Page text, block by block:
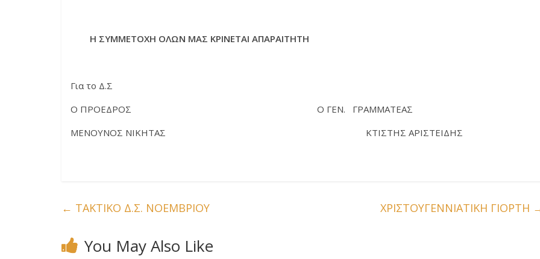
Η ΣΥΜΜΕΤΟΧΗ ΟΛΩΝ ΜΑΣ ΚΡΙΝΕΤΑΙ ΑΠΑΡΑΙΤΗΤΗ
Για το Δ.Σ
Ο ΠΡΟΕΔΡΟΣ Ο ΓΕΝ. ΓΡΑΜΜΑΤΕΑΣ
ΜΕΝΟΥΝΟΣ ΝΙΚΗΤΑΣ ΚΤΙΣΤΗΣ ΑΡΙΣΤΕΙΔΗΣ
← ΤΑΚΤΙΚΟ Δ.Σ. ΝΟΕΜΒΡΙΟΥ ΧΡΙΣΤΟΥΓΕΝΝΙΑΤΙΚΗ ΓΙΟΡΤΗ
You May Also Like